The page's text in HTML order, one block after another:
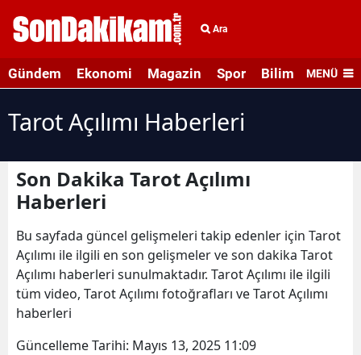
Ara
Gündem Ekonomi Magazin Spor Bilim veMENÜ
Tarot Açılımı Haberleri
Son Dakika Tarot Açılımı
Haberleri
Bu sayfada güncel gelişmeleri takip edenler için Tarot
Açılımı ile ilgili en son gelişmeler ve son dakika Tarot
Açılımı haberleri sunulmaktadır. Tarot Açılımı ile ilgili
tüm video, Tarot Açılımı fotoğrafları ve Tarot Açılımı
haberleri
Güncelleme Tarihi: Mayıs 13, 2025 11:09